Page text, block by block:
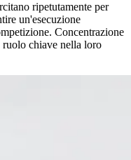
ripetutamente per
un'esecuzione
Concentrazione
ruolo chiave nella loro